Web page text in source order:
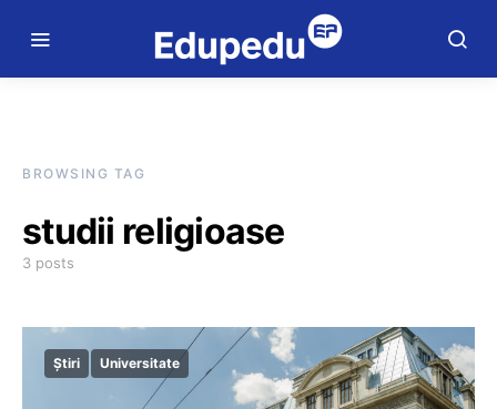
BROWSING TAG
studii religioase
3 posts
Știri Universitate